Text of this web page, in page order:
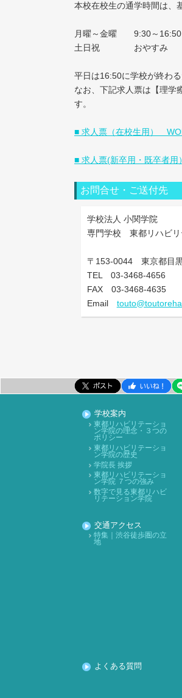
本校在校生の通学時間は、
月曜～金曜 9:30～16:50
土日祝 おやすみ
平日は16:50に学校が終わ
なお、下記求人票は【理学
す。
■ 求人票（在校生用）
■ 求人票(新卒用・既卒者
お問合せ・ご送付先
学校法人 小関学院
専門学校 東都リハビ
〒153-0044 東京都目
TEL 03-3468-4656
FAX 03-3468-4635
Email
学校案内
東都リハビリテーショ
ン学院の理念・３つの
ポリシー
東都リハビリテーショ
ン学院の歴史
学院長 挨拶
東都リハビリテーショ
ン学院 ７つの強み
数字で見る東都リハビ
リテーション学院
交通アクセス
特集｜渋谷徒歩圏の立
地
よくある質問